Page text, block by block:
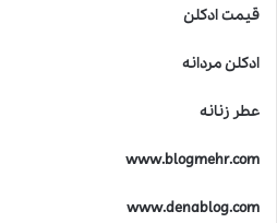
قیمت ادکلن
ادکلن مردانه
عطر زنانه
www.blogmehr.com
www.denablog.com